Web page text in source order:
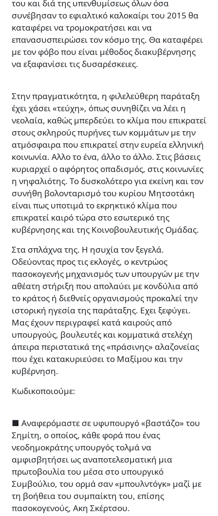
του και διά της υπενθυμίσεως όλων όσα
συνέβησαν το εφιαλτικό καλοκαίρι του 2015 θα
καταφέρει να τρομοκρατήσει και να
επανασυσπειρώσει τον κόσμο της. Θα καταφέρει
με τον φόβο που είναι μέθοδος διακυβέρνησης
να εξαφανίσει τις δυσαρέσκειες.
Στην πραγματικότητα, η φιλελεύθερη παράταξη
έχει χάσει «τεύχη», όπως συνηθίζει να λέει η
νεολαία, καθώς μπερδεύει το κλίμα που επικρατεί
στους σκληρούς πυρήνες των κομμάτων με την
ατμόσφαιρα που επικρατεί στην ευρεία ελληνική
κοινωνία. Αλλο το ένα, άλλο το άλλο. Στις βάσεις
κυριαρχεί ο αφόρητος οπαδισμός, στις κοινωνίες
η νηφαλιότης. Το δυσκολότερο για εκείνη και τον
συνήθη βολονταρισμό του κυρίου Μητσοτάκη
είναι πως υποτιμά το εκρηκτικό κλίμα που
επικρατεί καιρό τώρα στο εσωτερικό της
κυβέρνησης και της Κοινοβουλευτικής Ομάδας.
Στα σπλάχνα της. Η ησυχία τον ξεγελά.
Οδεύοντας προς τις εκλογές, ο κεντρώος
πασοκογενής μηχανισμός των υπουργών με την
αθέατη στήριξη που απολαύει με κονδύλια από
το κράτος ή διεθνείς οργανισμούς προκαλεί την
ιστορική ηγεσία της παράταξης. Eχει ξεφύγει.
Μας έχουν περιγραφεί κατά καιρούς από
υπουργούς, βουλευτές και κομματικά στελέχη
άπειρα περιστατικά της «πράσινης» αλαζονείας
που έχει κατακυριεύσει το Μαξίμου και την
κυβέρνηση.
Κωδικοποιούμε:
■ Αναφερόμαστε σε υφυπουργό «βαστάζο» του
Σημίτη, ο οποίος, κάθε φορά που ένας
νεοδημοκράτης υπουργός τολμά να
αμφισβητήσει ως αναποτελεσματική μια
πρωτοβουλία του μέσα στο υπουργικό
Συμβούλιο, του ορμά σαν «μπουλντόγκ» μαζί με
τη βοήθεια του συμπαίκτη του, επίσης
πασοκογενούς, Ακη Σκέρτσου.